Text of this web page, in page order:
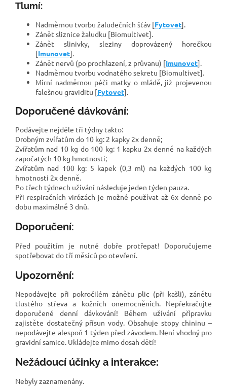
Tlumí:
Nadměrnou tvorbu žaludečních šťáv [Fytovet].
Zánět sliznice žaludku [Biomultivet].
Zánět slinivky, sleziny doprovázený horečkou
[Imunovet].
Zánět nervů (po prochlazení, z průvanu) [Imunovet].
Nadměrnou tvorbu vodnatého sekretu [Biomultivet].
Mírní nadměrnou péči matky o mládě, již projevenou
falešnou graviditu [Fytovet].
Doporučené dávkování:
Podávejte nejdéle tři týdny takto:
Drobným zvířatům do 10 kg: 2 kapky 2x denně;
Zvířatům nad 10 kg do 100 kg: 1 kapku 2x denně na každých
započatých 10 kg hmotnosti;
Zvířatům nad 100 kg: 5 kapek (0,3 ml) na každých 100 kg
hmotnosti 2x denně.
Po třech týdnech užívání následuje jeden týden pauza.
Při respiračních virózách je možné používat až 6x denně po
dobu maximálně 3 dnů.
Doporučení:
Před použitím je nutné dobře protřepat! Doporučujeme
spotřebovat do tří měsíců po otevření.
Upozornění:
Nepodávejte při pokročilém zánětu plic (při kašli), zánětu
tlustého střeva a kožních onemocněních. Nepřekračujte
doporučené denní dávkování! Během užívání přípravku
zajistěte dostatečný přísun vody. Obsahuje stopy chininu –
nepodávejte alespoň 1 týden před závodem. Není vhodný pro
gravidní samice. Ukládejte mimo dosah dětí!
Nežádoucí účinky a interakce:
Nebyly zaznamenány.